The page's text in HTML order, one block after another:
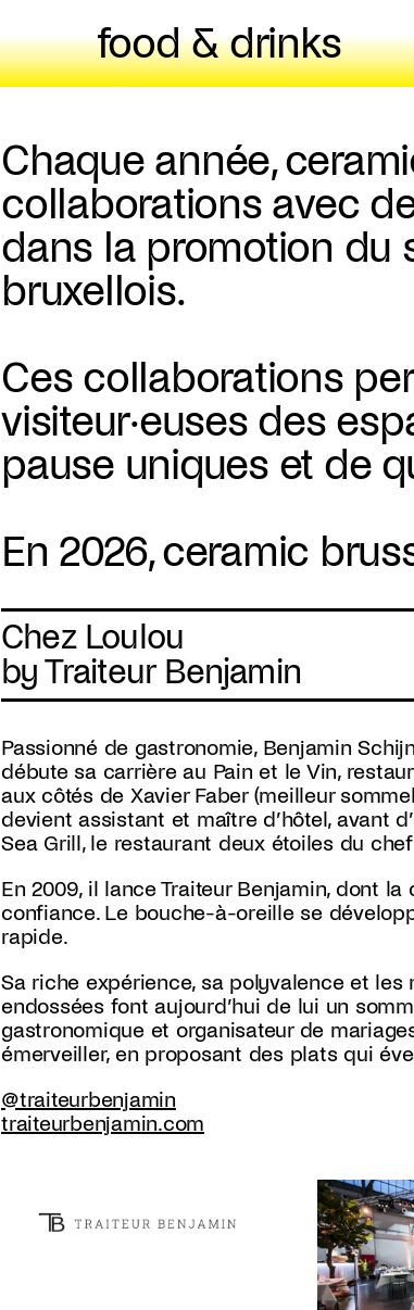
food & drinks
Chaque année,
collaborations avec
dans la promotion du
bruxellois.
Ces collaborations
visiteur·euses des
pause uniques et de
En 2026, ceramic
Chez Loulou
by Traiteur Benjamin
Passionné de gastronomie, Benjamin
débute sa carrière au Pain et le Vin,
aux côtés de Xavier Faber (meilleur
devient assistant et maître d’hôtel, avant
Sea Grill, le restaurant deux étoiles du
En 2009, il lance Traiteur Benjamin, dont
confiance. Le bouche-à-oreille se
rapide.
Sa riche expérience, sa polyvalence et les
endossées font aujourd’hui de lui un
gastronomique et organisateur de
émerveiller, en proposant des plats qui
@traiteurbenjamin
traiteurbenjamin.com